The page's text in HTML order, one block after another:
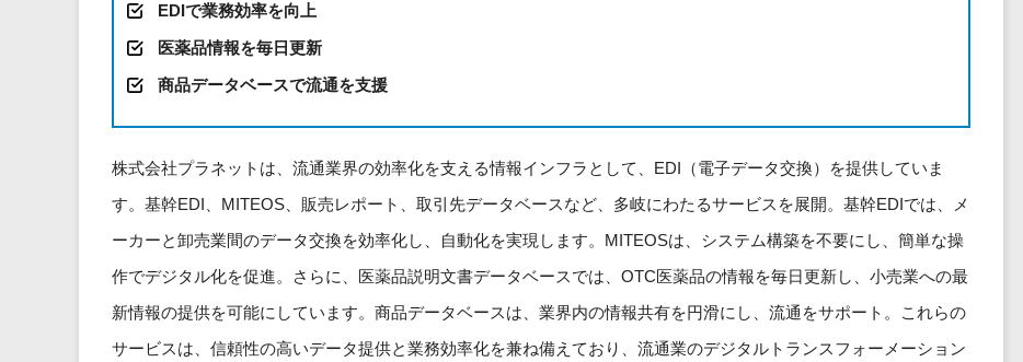
EDIで業務効率を向上
医薬品情報を毎日更新
商品データベースで流通を支援
株式会社プラネットは、流通業界の効率化を支える情報インフラとして、EDI（電子データ交換）を提供していま
す。基幹EDI、MITEOS、販売レポート、取引先データベースなど、多岐にわたるサービスを展開。基幹EDIでは、メ
ーカーと卸売業間のデータ交換を効率化し、自動化を実現します。MITEOSは、システム構築を不要にし、簡単な操
作でデジタル化を促進。さらに、医薬品説明文書データベースでは、OTC医薬品の情報を毎日更新し、小売業への最
新情報の提供を可能にしています。商品データベースは、業界内の情報共有を円滑にし、流通をサポート。これらの
サービスは、信頼性の高いデータ提供と業務効率化を兼ね備えており、流通業のデジタルトランスフォーメーション